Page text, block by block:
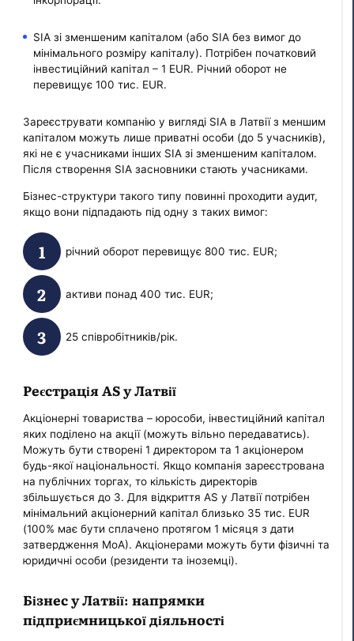
SIA зі зменшеним капіталом (або SIA без вимог до
мінімального розміру капіталу). Потрібен початковий
інвестиційний капітал – 1 EUR. Річний оборот не
перевищує 100 тис. EUR.
Зареєструвати компанію у вигляді SIA в Латвії з меншим
капіталом можуть лише приватні особи (до 5 учасників),
які не є учасниками інших SIA зі зменшеним капіталом.
Після створення SIA засновники стають учасниками.
Бізнес-структури такого типу повинні проходити аудит,
якщо вони підпадають під одну з таких вимог:
річний оборот перевищує 800 тис. EUR;
активи понад 400 тис. EUR;
25 співробітників/рік.
Реєстрація AS у Латвії
Акціонерні товариства – юрособи, інвестиційний капітал
яких поділено на акції (можуть вільно передаватись).
Можуть бути створені 1 директором та 1 акціонером
будь-якої національності. Якщо компанія зареєстрована
на публічних торгах, то кількість директорів
збільшується до 3. Для відкриття AS у Латвії потрібен
мінімальний акціонерний капітал близько 35 тис. EUR
(100% має бути сплачено протягом 1 місяця з дати
затвердження MoA). Акціонерами можуть бути фізичні та
юридичні особи (резиденти та іноземці).
Бізнес у Латвії: напрямки
підприємницької діяльності